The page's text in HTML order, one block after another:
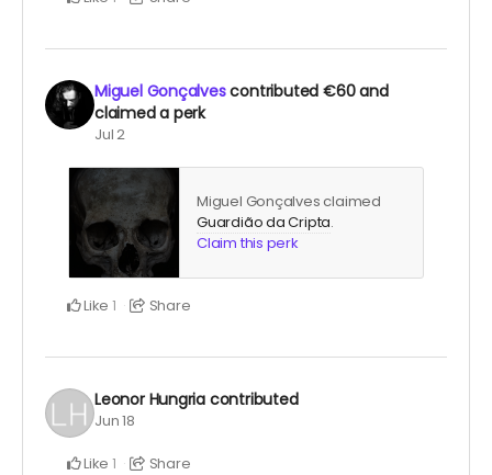
Miguel Gonçalvescontributed €60and
claimed a perk
Jul 2
Miguel Gonçalves claimed
Guardião da Cripta.
Claim this perk
Like 1 Share
Leonor Hungria contributed
Jun 18
Like 1 Share